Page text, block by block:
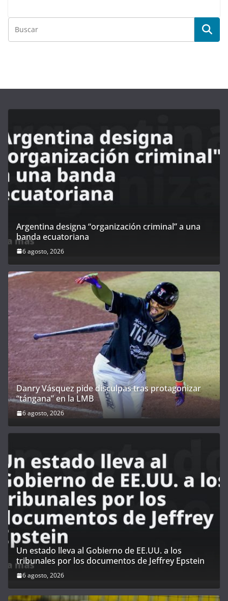
Argentina designa “organización criminal” a una
banda ecuatoriana
6 agosto, 2026
Danry Vásquez pide disculpas tras protagonizar
“tángana” en la LMB
6 agosto, 2026
Un estado lleva al Gobierno de EE.UU. a los
tribunales por los documentos de Jeffrey Epstein
6 agosto, 2026